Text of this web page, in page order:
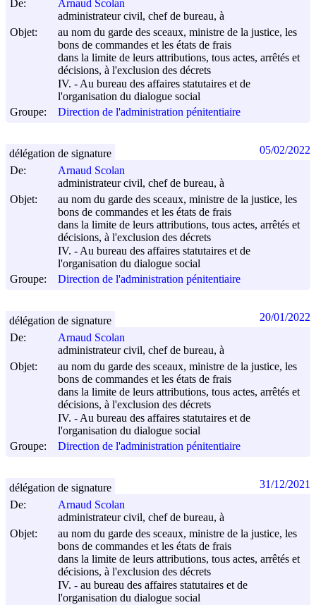
De:
Arnaud Scolan
administrateur civil, chef de bureau, à
Objet:
au nom du garde des sceaux, ministre de la justice, les
bons de commandes et les états de frais
dans la limite de leurs attributions, tous actes, arrêtés et
décisions, à l'exclusion des décrets
IV. - Au bureau des affaires statutaires et de
l'organisation du dialogue social
Groupe:
Direction de l'administration pénitentiaire
De:
Arnaud Scolan
administrateur civil, chef de bureau, à
Objet:
au nom du garde des sceaux, ministre de la justice, les
bons de commandes et les états de frais
dans la limite de leurs attributions, tous actes, arrêtés et
décisions, à l'exclusion des décrets
IV. - Au bureau des affaires statutaires et de
l'organisation du dialogue social
Groupe:
Direction de l'administration pénitentiaire
délégation de signature 05/02/2022
De:
Arnaud Scolan
administrateur civil, chef de bureau, à
Objet:
au nom du garde des sceaux, ministre de la justice, les
bons de commandes et les états de frais
dans la limite de leurs attributions, tous actes, arrêtés et
décisions, à l'exclusion des décrets
IV. - Au bureau des affaires statutaires et de
l'organisation du dialogue social
Groupe:
Direction de l'administration pénitentiaire
délégation de signature 20/01/2022
De:
Arnaud Scolan
administrateur civil, chef de bureau, à
Objet:
au nom du garde des sceaux, ministre de la justice, les
bons de commandes et les états de frais
dans la limite de leurs attributions, tous actes, arrêtés et
décisions, à l'exclusion des décrets
IV. - au bureau des affaires statutaires et de
l'organisation du dialogue social
délégation de signature 31/12/2021